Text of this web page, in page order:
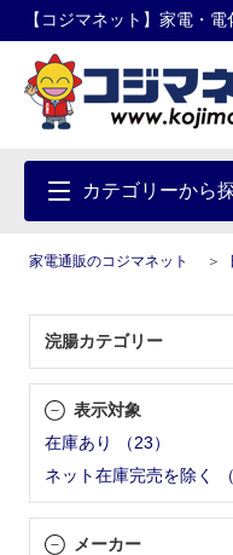
【コジマネット】家電・
カテゴリーから
家電通販のコジマネット
浣腸カテゴリー
表示対象
在庫あり
（23）
ネット在庫完売を除く
（
メーカー